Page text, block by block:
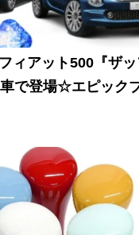
ィアット500『ザッ
で登場☆エピック